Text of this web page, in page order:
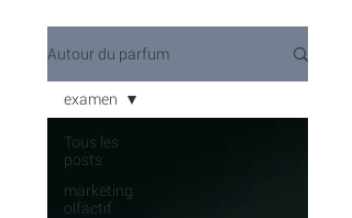
Autour du parfum
Tous les
posts
marketing
olfactif
examen